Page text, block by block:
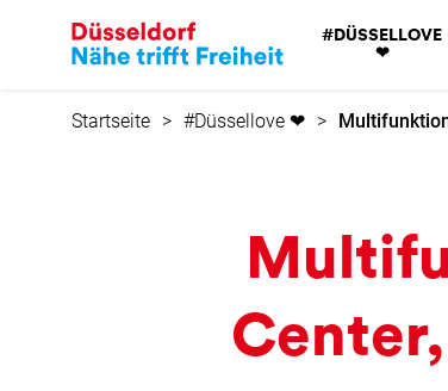
zur
Startseite
#DÜSSELLOVE
❤
Startseite #Düssellove ❤